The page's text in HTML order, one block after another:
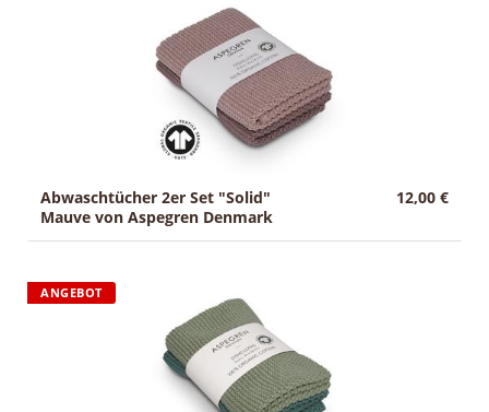
Abwaschtücher 2er Set "Solid"
Mauve von Aspegren Denmark
12,00 €
ANGEBOT